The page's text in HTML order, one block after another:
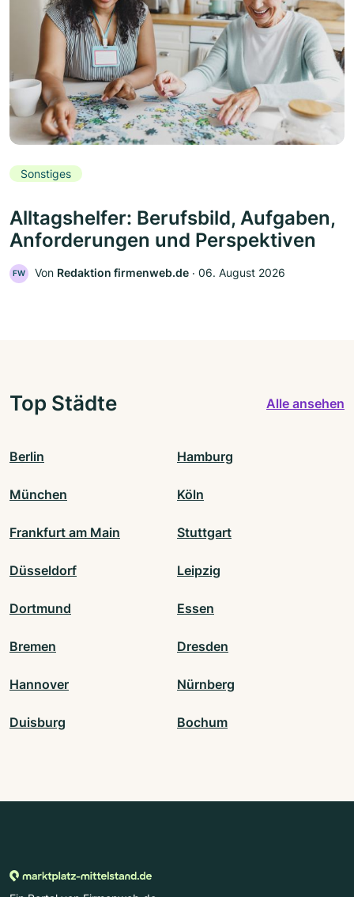
Sonstiges
Alltagshelfer: Berufsbild, Aufgaben,
Anforderungen und Perspektiven
FW Von Redaktion firmenweb.de ‧ 06. August 2026
Top Städte Alle ansehen
Berlin Hamburg
München Köln
Frankfurt am Main Stuttgart
Düsseldorf Leipzig
Dortmund Essen
Bremen Dresden
Hannover Nürnberg
Duisburg Bochum